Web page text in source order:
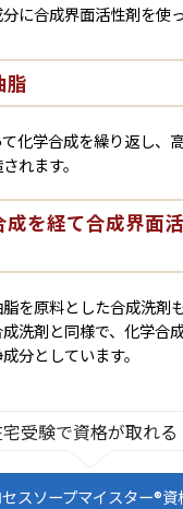
に合成界面活性剤を使
脂
化学合成を繰り返し、
れます。
を経て合成界面
を原料とした合成洗剤
洗剤と同様で、化学合
分としています。
受験で資格が取れる
スソープマイスター®